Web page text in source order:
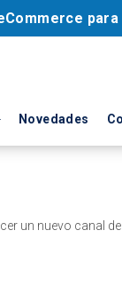
para
Novedades
un nuevo canal